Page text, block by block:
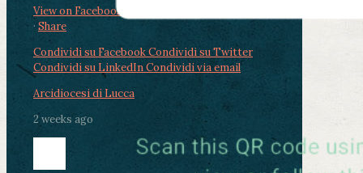
View on Facebook
· Share
Condividi su FacebookCondividi su Twitter
Condividi su LinkedInCondividi via email
Arcidiocesi di Lucca
2 weeks ago